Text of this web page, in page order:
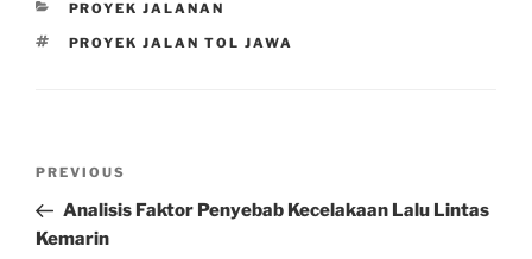
CATEGORIES
PROYEK JALANAN
TAGS
PROYEK JALAN TOL JAWA
Previous
Post
PREVIOUS
Analisis Faktor Penyebab Kecelakaan Lalu Lintas
Kemarin